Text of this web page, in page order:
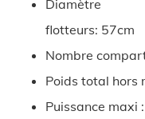
Diamètre
flotteurs: 57cm
Nombre
Poids total hors
Puissance maxi